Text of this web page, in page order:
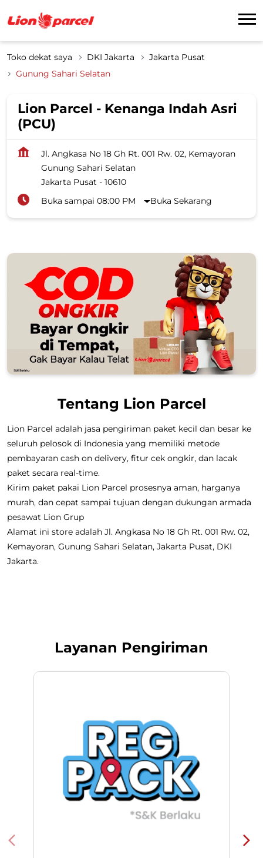
Toko dekat saya DKI Jakarta
Jakarta Pusat
Gunung Sahari Selatan
Lion Parcel - Kenanga Indah Asri
(PCU)
Jl. Angkasa No 18 Gh Rt. 001 Rw. 02, Kemayoran
Gunung Sahari Selatan
Jakarta Pusat - 10610
Buka sampai 08:00 PM
Buka Sekarang
Tentang Lion Parcel
Lion Parcel adalah jasa pengiriman paket kecil dan besar ke
seluruh pelosok di Indonesia yang memiliki metode
pembayaran cash on delivery, fitur cek ongkir, dan lacak
paket secara real-time.
Kirim paket pakai Lion Parcel prosesnya aman, harganya
murah, dan cepat sampai tujuan dengan dukungan armada
pesawat Lion Grup
Alamat ini store adalah Jl. Angkasa No 18 Gh Rt. 001 Rw. 02,
Kemayoran, Gunung Sahari Selatan, Jakarta Pusat, DKI
Jakarta.
Layanan Pengiriman